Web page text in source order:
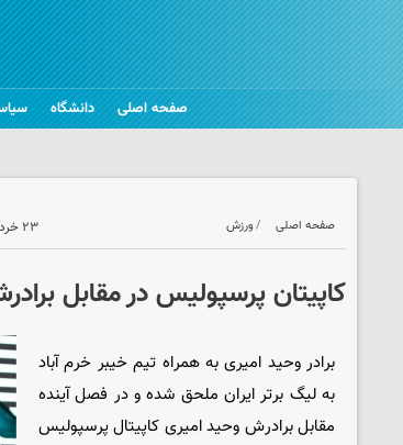
صفحه اصلی دانشگاه
صفحه اصلی ورزش ۲۳ خرداد ۱۴۰۳ - ۲۳:۰۰
کاپیتان پرسپولیس در مقابل
برادر وحید امیری به همراه تیم خیبر خرم آباد
به لیگ برتر ایران ملحق شده و در فصل آینده
مقابل برادرش وحید امیری کاپیتال پرسپولیس